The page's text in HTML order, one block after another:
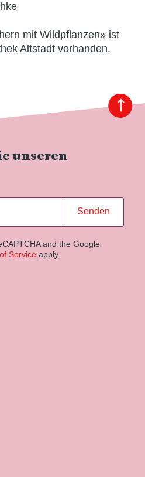
mit Wildpflanzen» ist
Altstadt vorhanden.
unseren
Senden
and the Google
Service apply.